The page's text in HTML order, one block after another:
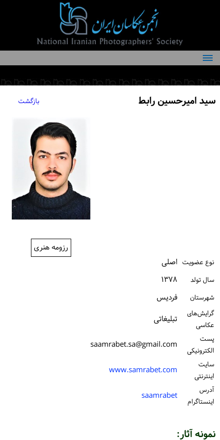
درباره انجمن
کمیته‌های انجمن
اعضاء انجمنسید امیرحسین رابط بازگشت
رزومه هنری
نوع عضویت اصلی
سال تولد ۱۳۷۸
شهرستان فردیس
گرایش‌های
عکاسی
تبلیغاتی
پست
الكترونیكی
saamrabet.sa@gmail.com
سایت
اینترنتی
www.samrabet.com
آدرس
اینستاگرام
saamrabet
نمونه آثار: